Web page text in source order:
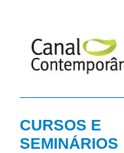
CURSOS E
SEMINÁRIOS